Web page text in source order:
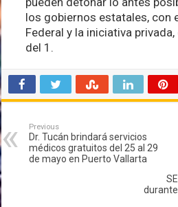
los gobiernos estatales, con
Federal y la iniciativa
del 1.
Previous
Dr. Tucán brindará servicios
médicos gratuitos del 25 al 29
de mayo en Puerto Vallarta